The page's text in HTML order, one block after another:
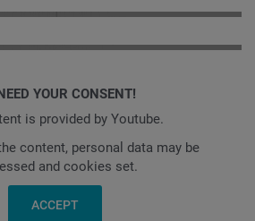
YOUR CONSENT!
is provided by Youtube.
content, personal data may be
and cookies set.
ACCEPT